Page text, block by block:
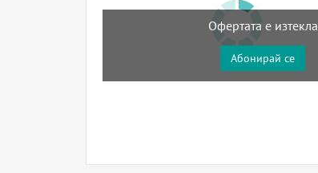
Офертата е изтекла
Абонирай се